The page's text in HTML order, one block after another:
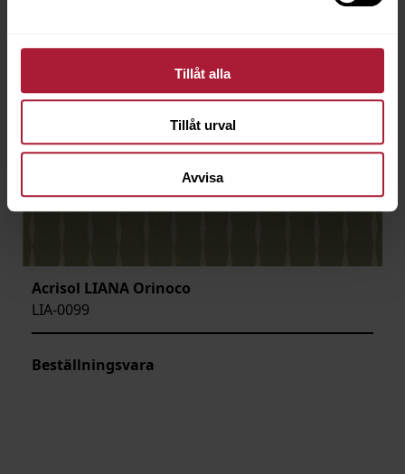
Tillåt alla
Tillåt urval
Avvisa
Acrisol LIANA Orinoco
LIA-0099
Beställningsvara